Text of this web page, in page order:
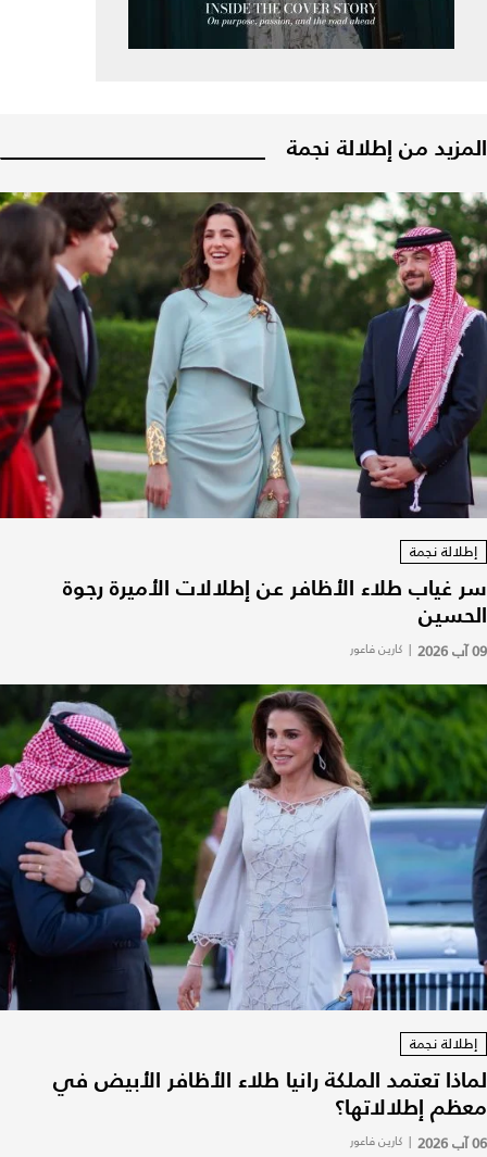
المزيد من إطلالة نجمة
إطلالة نجمة
سر غياب طلاء الأظافر عن إطلالات الأميرة رجوة
الحسين
09 آب 2026 | كارين فاعور
إطلالة نجمة
لماذا تعتمد الملكة رانيا طلاء الأظافر الأبيض في
معظم إطلالاتها؟
06 آب 2026 | كارين فاعور